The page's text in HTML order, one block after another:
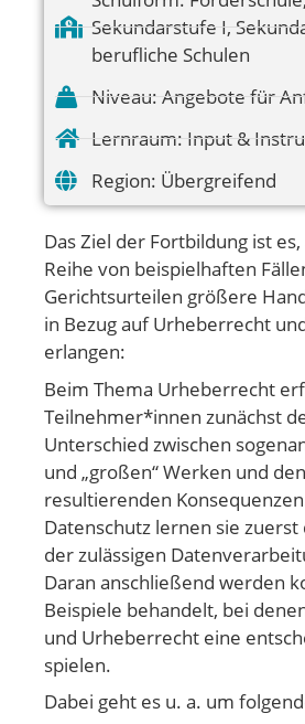
Sekundarstufe I,
berufliche Schulen
Niveau: Angebote für
Lernraum: Input &
Region: Übergreifend
Das Ziel der Fortbildung ist
Reihe von beispielhaften
Gerichtsurteilen größere
in Bezug auf Urheberrecht
erlangen:
Beim Thema Urheberrecht
Teilnehmer*innen zunächst
Unterschied zwischen
und „großen“ Werken und
resultierenden
Datenschutz lernen sie zuerst
der zulässigen
Daran anschließend werden
Beispiele behandelt, bei
und Urheberrecht eine
spielen.
Dabei geht es u. a. um